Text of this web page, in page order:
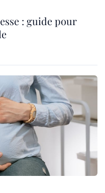
: guide pour